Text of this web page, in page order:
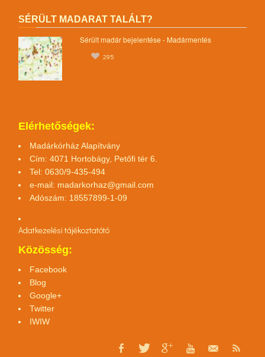
SÉRÜLT MADARAT TALÁLT?
Sérült madár bejelentése - Madármentés
295
Elérhetőségek:
Madárkórház Alapítvány
Cím: 4071 Hortobágy, Petőfi tér 6.
Tel: 0630/9-435-494
e-mail: madarkorhaz@gmail.com
Adószám: 18557899-1-09
Adatkezelési tájékoztatótó
Közösség:
Facebook
Blog
Google+
Twitter
IWIW